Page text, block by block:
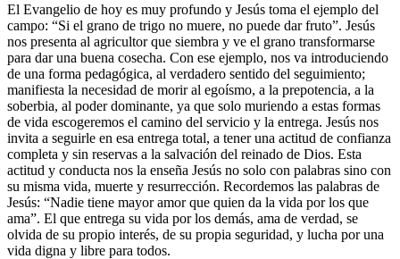
El Evangelio de hoy es muy profundo y Jesús toma el ejemplo del
campo: “Si el grano de trigo no muere, no puede dar fruto”. Jesús
nos presenta al agricultor que siembra y ve el grano transformarse
para dar una buena cosecha. Con ese ejemplo, nos va introduciendo
de una forma pedagógica, al verdadero sentido del seguimiento;
manifiesta la necesidad de morir al egoísmo, a la prepotencia, a la
soberbia, al poder dominante, ya que solo muriendo a estas formas
de vida escogeremos el camino del servicio y la entrega. Jesús nos
invita a seguirle en esa entrega total, a tener una actitud de confianza
completa y sin reservas a la salvación del reinado de Dios. Esta
actitud y conducta nos la enseña Jesús no solo con palabras sino con
su misma vida, muerte y resurrección. Recordemos las palabras de
Jesús: “Nadie tiene mayor amor que quien da la vida por los que
ama”. El que entrega su vida por los demás, ama de verdad, se
olvida de su propio interés, de su propia seguridad, y lucha por una
vida digna y libre para todos.